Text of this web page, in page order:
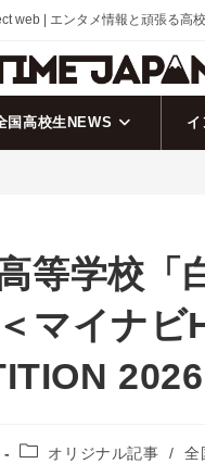
web | エンタメ情報と頑張る高
国高校生NEWS イ
等学校「
マイナ
投
オリジナル記事 / 全